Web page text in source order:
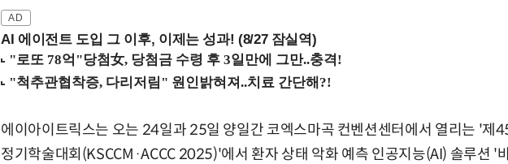
AI 에이전트 도입 그 이후, 이제는 성과! (8/27 잠실역)
에이아이트릭스는 오는 24일과 25일 양일간 코엑스마곡 컨벤션센터에서 열리는 '제
정기학술대회(KSCCM·ACCC 2025)'에서 환자 상태 악화 예측 인공지능(AI) 솔루션 '